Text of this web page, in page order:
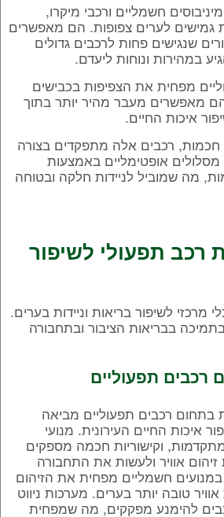
חשמליים ורכבי מיקרו,
גמישים לערים צפופות. הם מאפשרים
שנגישים פחות לרכבים גדולים
במהירות ונוחות ליעדם.
מפחית את הצפיפות בכבישים
מאפשרים מעבר מהיר יותר בתוך
איכות החיים.
חכמות, רכבים אלה מתפקדים בצורה
אופטימליים באמצעות
מה שמוביל לניידות חלקה ובטוחה
רכב תפעולי לשיפור
מרכזי לשיפור בריאות וניידות בערים.
בבריאות הציבור ובתחבורה
רכבים תפעוליים
בתחום רכבים תפעוליים מביאה
איכות החיים העירונית. מנועי
וקישוריות חכמה מספקים
אוויר ולעשות את התחבורה
חשמליים מפחית את הזיהום
טובה יותר בערים. מערכות ניווט
להימנע מפקקים, מה שמפחית